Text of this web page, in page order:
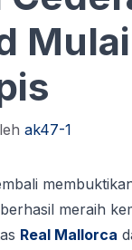
Mulai
ak47-1
mеrаіh
Rеаl Mаllоrса